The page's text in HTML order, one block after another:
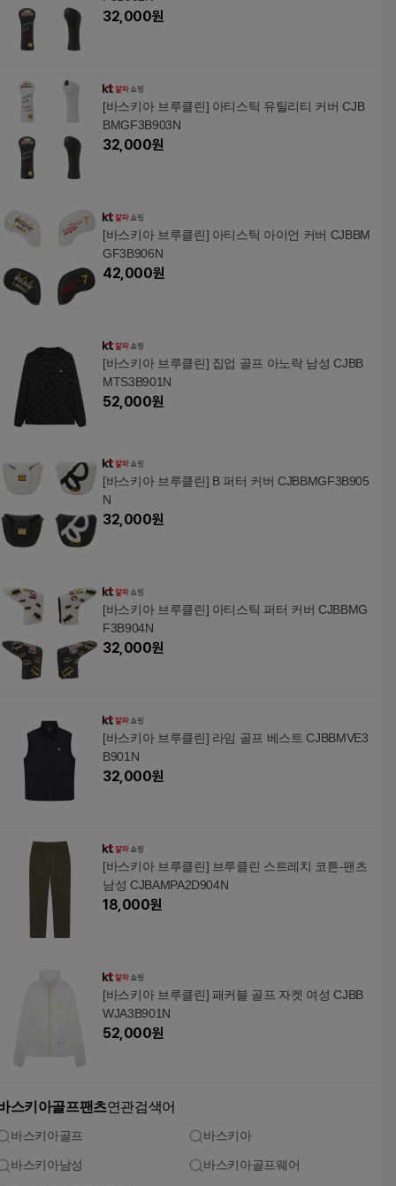
32,000원
[바스키아 브루클린] 아티스틱 유틸리티 커버 CJB
BMGF3B903N
32,000원
[바스키아 브루클린] 아티스틱 아이언 커버 CJBBM
GF3B906N
42,000원
[바스키아 브루클린] 집업 골프 아노락 남성 CJBB
MTS3B901N
52,000원
[바스키아 브루클린] B 퍼터 커버 CJBBMGF3B905
N
32,000원
[바스키아 브루클린] 아티스틱 퍼터 커버 CJBBMG
F3B904N
32,000원
[바스키아 브루클린] 라임 골프 베스트 CJBBMVE3
B901N
32,000원
[바스키아 브루클린] 브루클린 스트레치 코튼-팬츠
남성 CJBAMPA2D904N
18,000원
[바스키아 브루클린] 패커블 골프 자켓 여성 CJBB
WJA3B901N
52,000원
스키아골프팬츠연관검색어
바스키아골프 바스키아
바스키아남성 바스키아골프웨어